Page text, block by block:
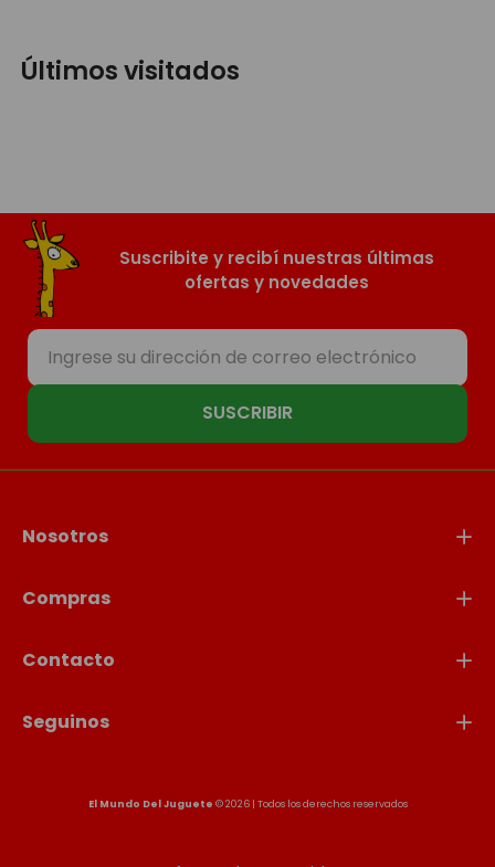
Últimos visitados
Suscribite y recibí nuestras últimas
ofertas y novedades
SUSCRIBIR
Nosotros
Compras
Contacto
Seguinos
El Mundo Del Juguete © 2026 | Todos los derechos reservados